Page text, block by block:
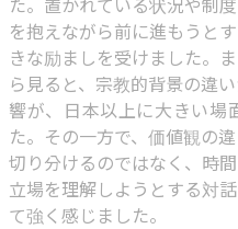
を抱えながら前に進もうと
きな励ましを受けました。
ら見ると、宗教的背景の違
響が、日本以上に大きい場
た。その一方で、価値観の
切り分けるのではなく、時
立場を理解しようとする対
て強く感じました。